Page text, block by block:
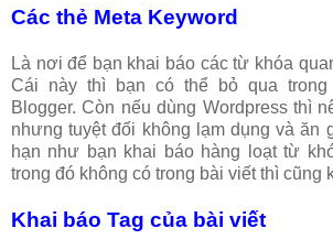
Các thẻ Meta Keyword
Là nơi để bạn khai báo các từ khóa
Cái này thì bạn có thể bỏ qua
Blogger. Còn nếu dùng Wordpress thì
nhưng tuyệt đối không lạm dụng và ăn
hạn như bạn khai báo hàng loạt từ
trong đó không có trong bài viết thì cũng
Khai báo Tag của bài viết